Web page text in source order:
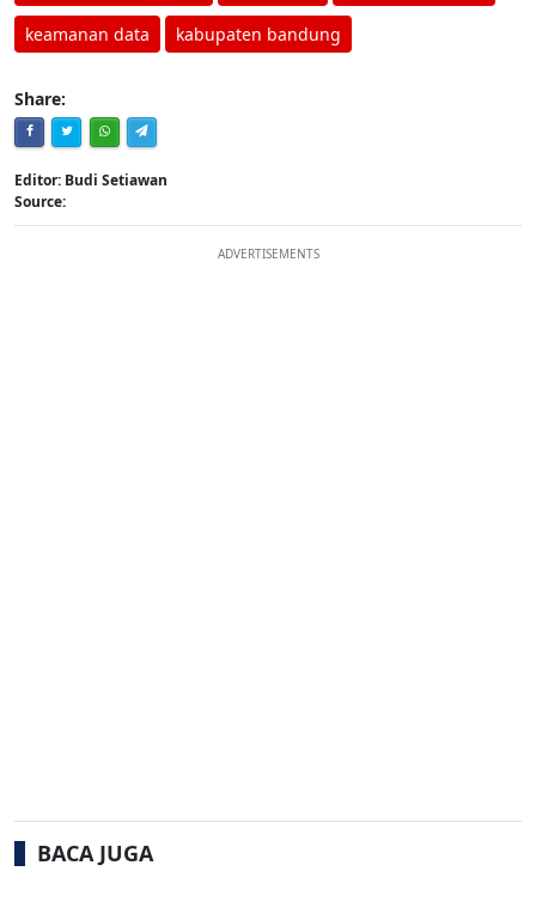
keamanan data kabupaten bandung
Share:
Editor: Budi Setiawan
Source:
ADVERTISEMENTS
BACA JUGA